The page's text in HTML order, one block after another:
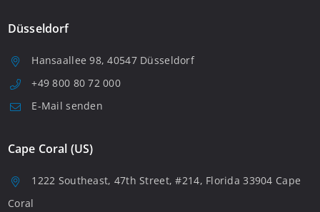
Düsseldorf
Hansaallee 98, 40547 Düsseldorf
+49 800 80 72 000
E-Mail senden
Cape Coral (US)
1222 Southeast, 47th Street, #214, Florida 33904 Cape
Coral